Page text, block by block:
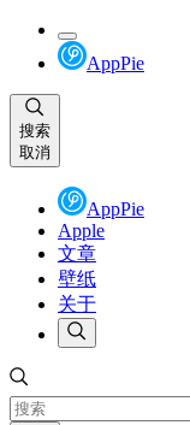
AppPie
搜索
取消
AppPie
Apple
文章
壁纸
关于